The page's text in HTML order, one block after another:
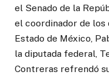
el Senado de la
el coordinador de los
Estado de México,
la diputada federal,
Contreras refrendó